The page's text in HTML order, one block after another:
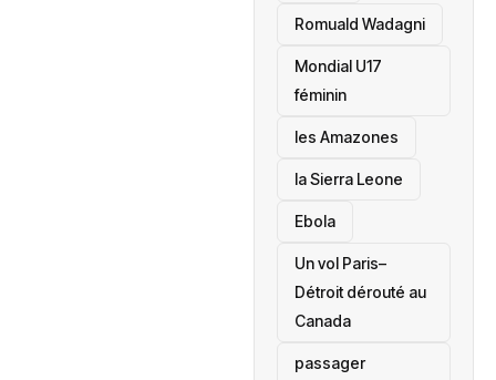
Romuald Wadagni
Mondial U17
féminin
les Amazones
la Sierra Leone
‎Ebola
Un vol Paris–
Détroit dérouté au
Canada
passager